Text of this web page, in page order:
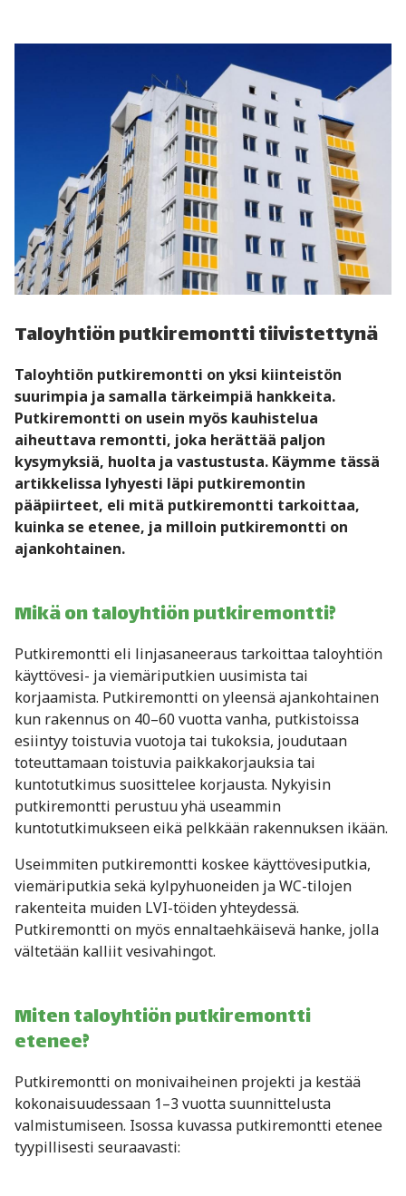
Taloyhtiön putkiremontti tiivistettynä
Taloyhtiön putkiremontti on yksi kiinteistön
suurimpia ja samalla tärkeimpiä hankkeita.
Putkiremontti on usein myös kauhistelua
aiheuttava remontti, joka herättää paljon
kysymyksiä, huolta ja vastustusta. Käymme tässä
artikkelissa lyhyesti läpi putkiremontin
pääpiirteet, eli mitä putkiremontti tarkoittaa,
kuinka se etenee, ja milloin putkiremontti on
ajankohtainen.
Mikä on taloyhtiön putkiremontti?
Putkiremontti eli linjasaneeraus tarkoittaa taloyhtiön
käyttövesi- ja viemäriputkien uusimista tai
korjaamista. Putkiremontti on yleensä ajankohtainen
kun rakennus on 40–60 vuotta vanha, putkistoissa
esiintyy toistuvia vuotoja tai tukoksia, joudutaan
toteuttamaan toistuvia paikkakorjauksia tai
kuntotutkimus suosittelee korjausta. Nykyisin
putkiremontti perustuu yhä useammin
kuntotutkimukseen eikä pelkkään rakennuksen ikään.
Useimmiten putkiremontti koskee käyttövesiputkia,
viemäriputkia sekä kylpyhuoneiden ja WC-tilojen
rakenteita muiden LVI-töiden yhteydessä.
Putkiremontti on myös ennaltaehkäisevä hanke, jolla
vältetään kalliit vesivahingot.
Miten taloyhtiön putkiremontti
etenee?
Putkiremontti on monivaiheinen projekti ja kestää
kokonaisuudessaan 1–3 vuotta suunnittelusta
valmistumiseen. Isossa kuvassa putkiremontti etenee
tyypillisesti seuraavasti: